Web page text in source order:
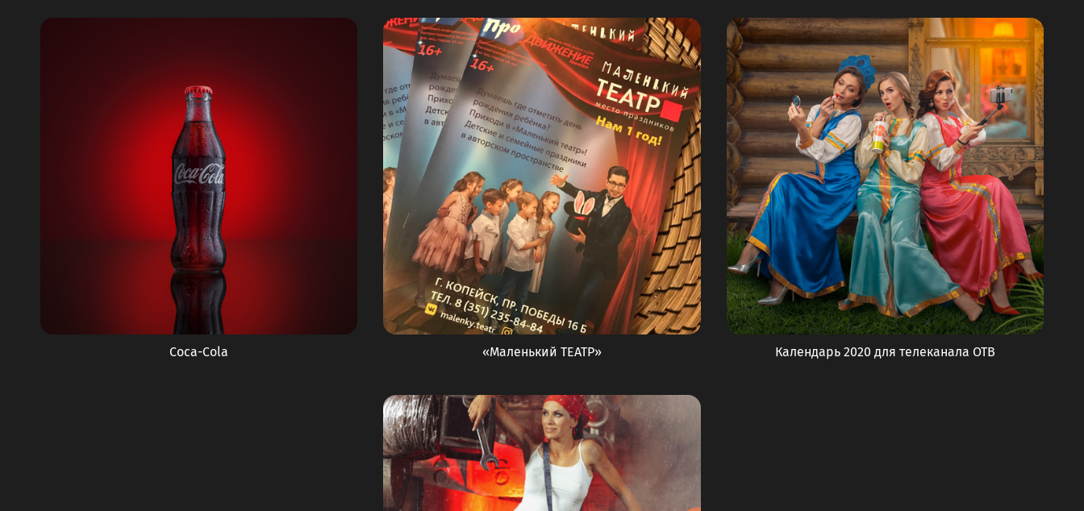
Coca-Cola «Маленький ТЕАТР» Календарь 2020 для телеканала ОТВ